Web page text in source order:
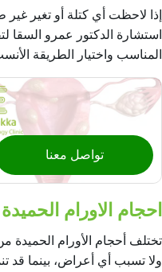
إذا لاحظت أي كتلة أو تغير
استشارة الدكتور عمرو السقا
المناسب واختيار الطريقة
تواصل معنا
احجام الاورام الحميدة
تختلف أحجام الأورام الحميدة
ولا تسبب أي أعراض، بينما قد